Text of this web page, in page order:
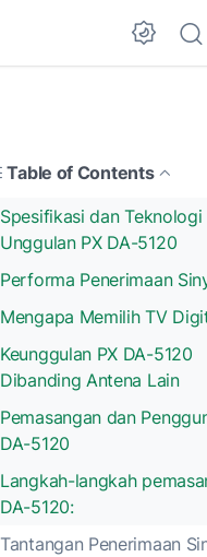
Table of Contents
Spesifikasi dan Teknologi
Unggulan PX DA-5120
Performa Penerimaan
Mengapa Memilih TV
Keunggulan PX DA-5120
Dibanding Antena Lain
Pemasangan dan
DA-5120
Langkah-langkah
DA-5120:
Tantangan Penerimaan